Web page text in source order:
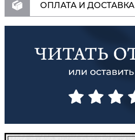
ОПЛАТА И ДОСТАВКА